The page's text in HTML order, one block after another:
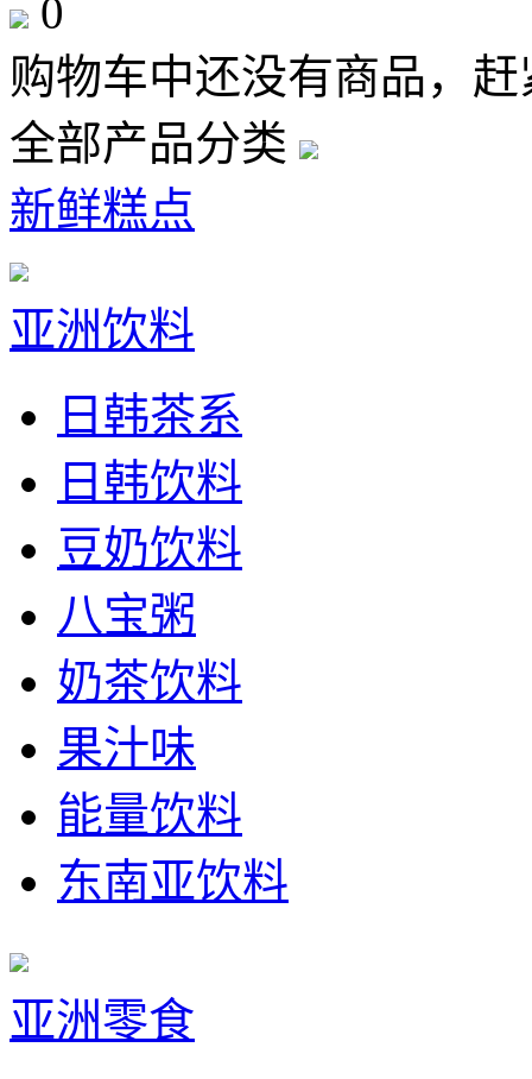
0
购物车中还没有商品，
全部产品分类
新鲜糕点
亚洲饮料
日韩茶系
日韩饮料
豆奶饮料
八宝粥
奶茶饮料
果汁味
能量饮料
东南亚饮料
亚洲零食